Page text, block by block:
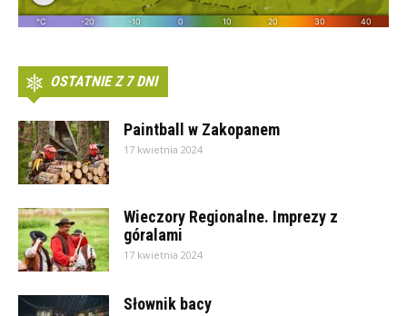
OSTATNIE Z 7 DNI
Paintball w Zakopanem
17 kwietnia 2024
Wieczory Regionalne. Imprezy z
góralami
17 kwietnia 2024
Słownik bacy